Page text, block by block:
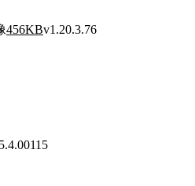
456KBv1.20.3.76